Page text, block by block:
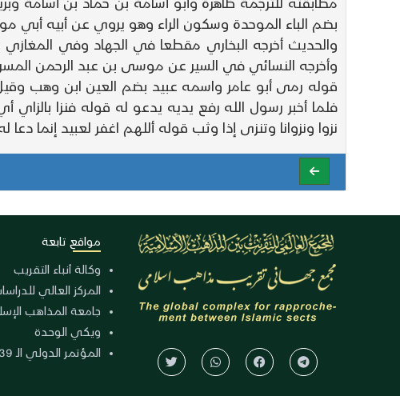
بضم الباء الموحدة وسكون الراء وهو يروي عن أبيه
والحديث أخرجه البخاري مقطعا في الجهاد وفي
وأخرجه النسائي في السير عن موسى بن عبد الرحمن
قوله رمى أبو عامر واسمه عبيد بضم العين ابن وهب
فلما أخبر رسول الله رفع يديه يدعو له قوله فنزا بالزاي
نزوا ونزوانا وتنزى إذا وثب قوله أللهم اغفر لعبيد إنما
مواقع تابعة
وكالة أنباء التقريب
المركز العالي
جامعة المذاهب
ويكي الوحدة
المؤتمر الدولي الـ 39 للوحدة الإسلامية